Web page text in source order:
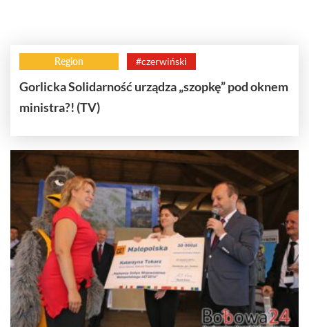
Region #czerwiński
Gorlicka Solidarność urządza „szopkę” pod oknem
ministra?! (TV)